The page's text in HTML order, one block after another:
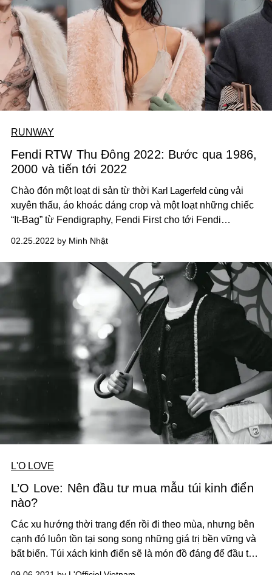
RUNWAY
Fendi RTW Thu Đông 2022: Bước qua 1986,
2000 và tiến tới 2022
Chào đón một loạt di sản từ thời Karl Lagerfeld cùng vải
xuyên thấu, áo khoác dáng crop và một loạt những chiếc
“It-Bag” từ Fendigraphy, Fendi First cho tới Fendi
02.25.2022 by Minh Nhật
L'O LOVE
L’O Love: Nên đầu tư mua mẫu túi kinh điển
nào?
Các xu hướng thời trang đến rồi đi theo mùa, nhưng bên
cạnh đó luôn tồn tại song song những giá trị bền vững và
bất biến. Túi xách kinh điển sẽ là món đồ đáng để đầu tư